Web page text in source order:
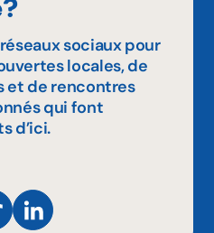
sociaux pour
locales, de
et de rencontres
qui font
d’ici.